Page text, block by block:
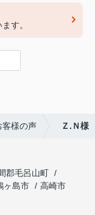
す。
客様の声 Ｚ.Ｎ様
郡毛呂山町
ヶ島市
高崎市